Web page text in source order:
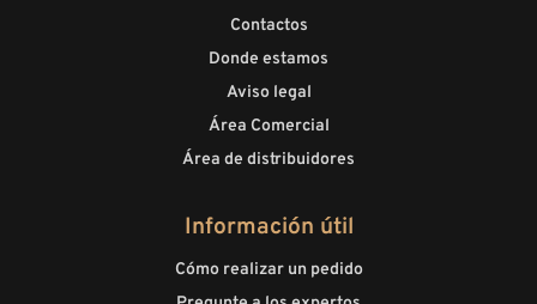
Contactos
Donde estamos
Aviso legal
Área Comercial
Área de distribuidores
Información útil
Cómo realizar un pedido